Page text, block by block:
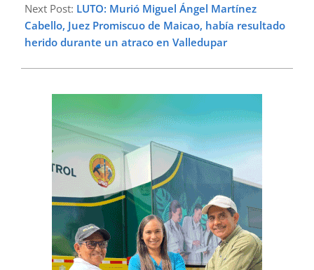
Next Post: LUTO: Murió Miguel Ángel Martínez
Cabello, Juez Promiscuo de Maicao, había resultado
herido durante un atraco en Valledupar